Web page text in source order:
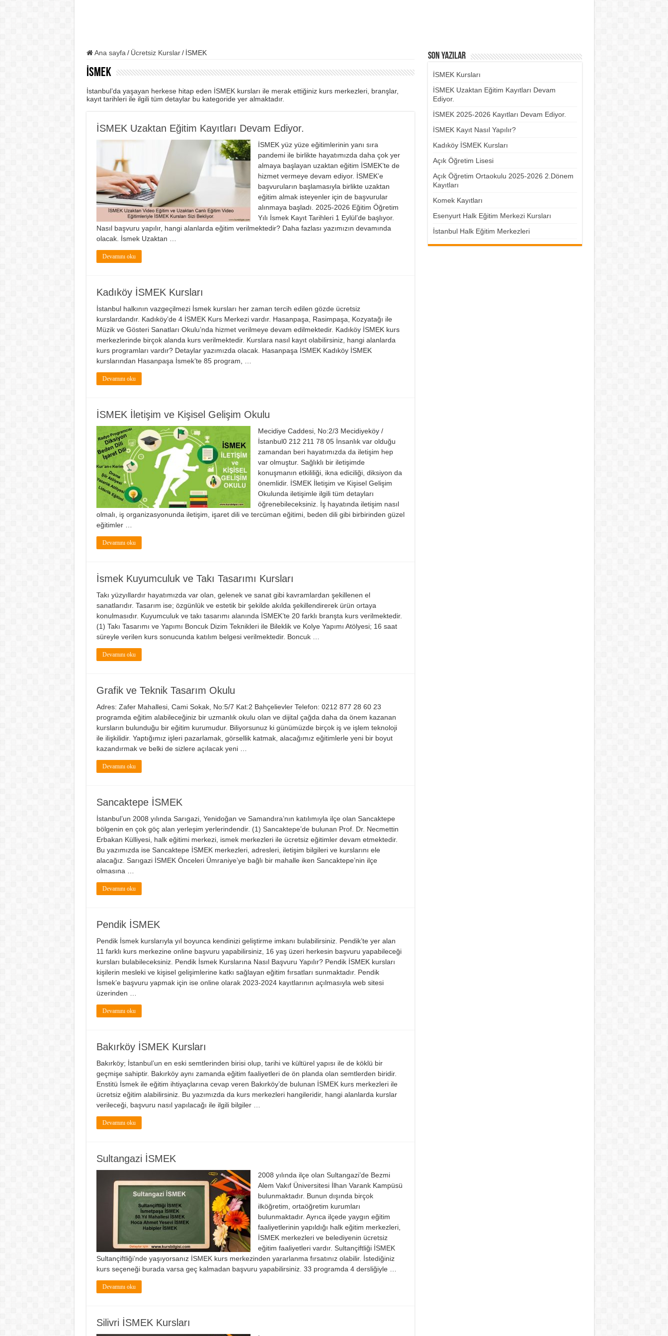
Ana sayfa / Ücretsiz Kurslar / İSMEK
İSMEK
İstanbul’da yaşayan herkese hitap eden İSMEK kursları ile merak ettiğiniz kurs merkezleri, branşlar,
kayıt tarihleri ile ilgili tüm detaylar bu kategoride yer almaktadır.
İSMEK Uzaktan Eğitim Kayıtları Devam Ediyor.
İSMEK yüz yüze eğitimlerinin yanı sıra
pandemi ile birlikte hayatımızda daha çok yer
almaya başlayan uzaktan eğitim İSMEK’te de
hizmet vermeye devam ediyor. İSMEK’e
başvuruların başlamasıyla birlikte uzaktan
eğitim almak isteyenler için de başvurular
alınmaya başladı. 2025-2026 Eğitim Öğretim
Yılı İsmek Kayıt Tarihleri 1 Eylül’de başlıyor.
Nasıl başvuru yapılır, hangi alanlarda eğitim verilmektedir? Daha fazlası yazımızın devamında
olacak. İsmek Uzaktan …
Devamını oku
Kadıköy İSMEK Kursları
İstanbul halkının vazgeçilmezi İsmek kursları her zaman tercih edilen gözde ücretsiz
kurslardandır. Kadıköy’de 4 İSMEK Kurs Merkezi vardır. Hasanpaşa, Rasimpaşa, Kozyatağı ile
Müzik ve Gösteri Sanatları Okulu’nda hizmet verilmeye devam edilmektedir. Kadıköy İSMEK kurs
merkezlerinde birçok alanda kurs verilmektedir. Kurslara nasıl kayıt olabilirsiniz, hangi alanlarda
kurs programları vardır? Detaylar yazımızda olacak. Hasanpaşa İSMEK Kadıköy İSMEK
kurslarından Hasanpaşa İsmek’te 85 program, …
Devamını oku
İSMEK İletişim ve Kişisel Gelişim Okulu
Mecidiye Caddesi, No:2/3 Mecidiyeköy /
İstanbul0 212 211 78 05 İnsanlık var olduğu
zamandan beri hayatımızda da iletişim hep
var olmuştur. Sağlıklı bir iletişimde
konuşmanın etkililiği, ikna ediciliği, diksiyon da
önemlidir. İSMEK İletişim ve Kişisel Gelişim
Okulunda iletişimle ilgili tüm detayları
öğrenebileceksiniz. İş hayatında iletişim nasıl
olmalı, iş organizasyonunda iletişim, işaret dili ve tercüman eğitimi, beden dili gibi birbirinden güzel
eğitimler …
Devamını oku
İsmek Kuyumculuk ve Takı Tasarımı Kursları
Takı yüzyıllardır hayatımızda var olan, gelenek ve sanat gibi kavramlardan şekillenen el
sanatlarıdır. Tasarım ise; özgünlük ve estetik bir şekilde akılda şekillendirerek ürün ortaya
konulmasıdır. Kuyumculuk ve takı tasarımı alanında İSMEK’te 20 farklı branşta kurs verilmektedir.
(1) Takı Tasarımı ve Yapımı Boncuk Dizim Teknikleri ile Bileklik ve Kolye Yapımı Atölyesi; 16 saat
süreyle verilen kurs sonucunda katılım belgesi verilmektedir. Boncuk …
Devamını oku
Grafik ve Teknik Tasarım Okulu
Adres: Zafer Mahallesi, Cami Sokak, No:5/7 Kat:2 Bahçelievler Telefon: 0212 877 28 60 23
programda eğitim alabileceğiniz bir uzmanlık okulu olan ve dijital çağda daha da önem kazanan
kursların bulunduğu bir eğitim kurumudur. Biliyorsunuz ki günümüzde birçok iş ve işlem teknoloji
ile ilişkilidir. Yaptığımız işleri pazarlamak, görsellik katmak, alacağımız eğitimlerle yeni bir boyut
kazandırmak ve belki de sizlere açılacak yeni …
Devamını oku
Sancaktepe İSMEK
İstanbul’un 2008 yılında Sarıgazi, Yenidoğan ve Samandıra’nın katılımıyla ilçe olan Sancaktepe
bölgenin en çok göç alan yerleşim yerlerindendir. (1) Sancaktepe’de bulunan Prof. Dr. Necmettin
Erbakan Külliyesi, halk eğitimi merkezi, ismek merkezleri ile ücretsiz eğitimler devam etmektedir.
Bu yazımızda ise Sancaktepe İSMEK merkezleri, adresleri, iletişim bilgileri ve kurslarını ele
alacağız. Sarıgazi İSMEK Önceleri Ümraniye’ye bağlı bir mahalle iken Sancaktepe’nin ilçe
olmasına …
Devamını oku
Pendik İSMEK
Pendik İsmek kurslarıyla yıl boyunca kendinizi geliştirme imkanı bulabilirsiniz. Pendik’te yer alan
11 farklı kurs merkezine online başvuru yapabilirsiniz, 16 yaş üzeri herkesin başvuru yapabileceği
kursları bulabileceksiniz. Pendik İsmek Kurslarına Nasıl Başvuru Yapılır? Pendik İSMEK kursları
kişilerin mesleki ve kişisel gelişimlerine katkı sağlayan eğitim fırsatları sunmaktadır. Pendik
İsmek’e başvuru yapmak için ise online olarak 2023-2024 kayıtlarının açılmasıyla web sitesi
üzerinden …
Devamını oku
Bakırköy İSMEK Kursları
Bakırköy; İstanbul’un en eski semtlerinden birisi olup, tarihi ve kültürel yapısı ile de köklü bir
geçmişe sahiptir. Bakırköy aynı zamanda eğitim faaliyetleri de ön planda olan semtlerden biridir.
Enstitü İsmek ile eğitim ihtiyaçlarına cevap veren Bakırköy’de bulunan İSMEK kurs merkezleri ile
ücretsiz eğitim alabilirsiniz. Bu yazımızda da kurs merkezleri hangileridir, hangi alanlarda kurslar
verileceği, başvuru nasıl yapılacağı ile ilgili bilgiler …
Devamını oku
Sultangazi İSMEK
2008 yılında ilçe olan Sultangazi’de Bezmi
Alem Vakıf Üniversitesi İlhan Varank Kampüsü
bulunmaktadır. Bunun dışında birçok
ilköğretim, ortaöğretim kurumları
bulunmaktadır. Ayrıca ilçede yaygın eğitim
faaliyetlerinin yapıldığı halk eğitim merkezleri,
İSMEK merkezleri ve belediyenin ücretsiz
eğitim faaliyetleri vardır. Sultançiftliği İSMEK
Sultançiftliği’nde yaşıyorsanız İSMEK kurs merkezinden yararlanma fırsatınız olabilir. İstediğiniz
kurs seçeneği burada varsa geç kalmadan başvuru yapabilirsiniz. 33 programda 4 dersliğiyle …
Devamını oku
Silivri İSMEK Kursları
Son Yazılar
İSMEK Kursları
İSMEK Uzaktan Eğitim Kayıtları Devam
Ediyor.
İSMEK 2025-2026 Kayıtları Devam Ediyor.
İSMEK Kayıt Nasıl Yapılır?
Kadıköy İSMEK Kursları
Açık Öğretim Lisesi
Açık Öğretim Ortaokulu 2025-2026 2.Dönem
Kayıtları
Komek Kayıtları
Esenyurt Halk Eğitim Merkezi Kursları
İstanbul Halk Eğitim Merkezleri